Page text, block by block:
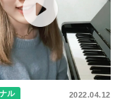
ル 2022.04.12